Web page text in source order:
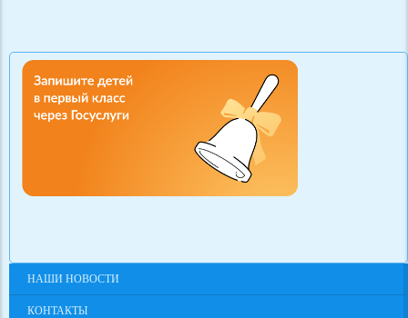
НАШИ НОВОСТИ
КОНТАКТЫ